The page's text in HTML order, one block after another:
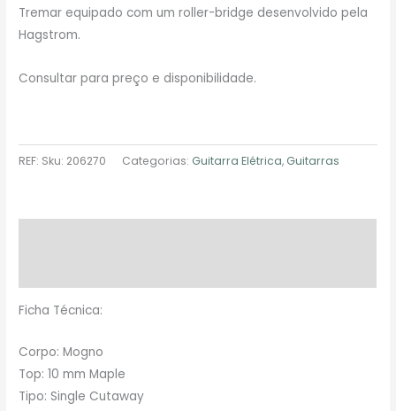
Tremar equipado com um roller-bridge desenvolvido pela
Hagstrom.
Consultar para preço e disponibilidade.
REF: Sku: 206270 Categorias: Guitarra Elétrica, Guitarras
Ficha Técnica:
Corpo: Mogno
Top: 10 mm Maple
Tipo: Single Cutaway